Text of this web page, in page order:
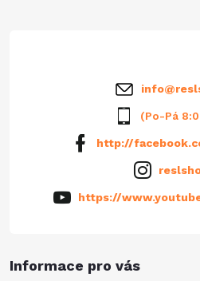
Informace pro vás
info@
(Po-Pá
http://
https://